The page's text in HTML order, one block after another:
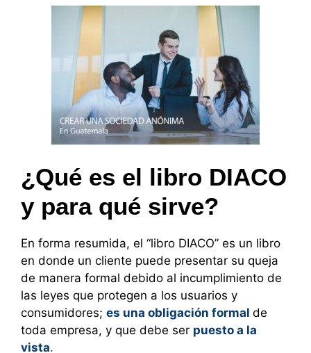
¿Qué es el libro DIACO
y para qué sirve?
En forma resumida, el “libro DIACO” es un libro
en donde un cliente puede presentar su queja
de manera formal debido al incumplimiento de
las leyes que protegen a los usuarios y
consumidores; es una obligación formal de
toda empresa, y que debe ser puesto a la
vista.